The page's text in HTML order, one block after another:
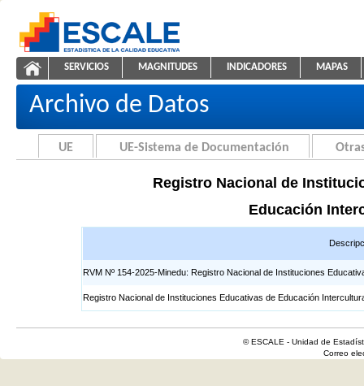
ESCALE - Unidad de Estadística Educativa
Registros EIB
NAVEGACIÓN
SERVICIOS MAGNITUDES INDICADORES MAPAS
Archivo de Datos
UE UE-Sistema de Documentación
Registro Nacional de
Educación
RVM Nº 154-2025-Minedu: Registro Nacional de Instituciones
Registro Nacional de Instituciones Educativas de Educación
© ESCALE - Unidad de
Correo